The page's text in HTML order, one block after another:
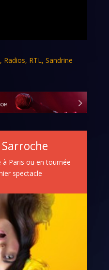
, Radios, RTL , Sandrine
à Paris ou en tournée
spectacle